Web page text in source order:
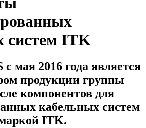
систем ITK
мая 2016 года является
продукции группы
компонентов для
кабельных систем
ITK.